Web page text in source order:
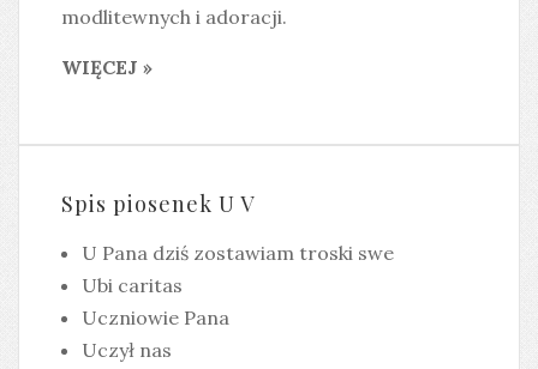
modlitewnych i adoracji.
WIĘCEJ »
Spis piosenek U V
U Pana dziś zostawiam troski swe
Ubi caritas
Uczniowie Pana
Uczył nas